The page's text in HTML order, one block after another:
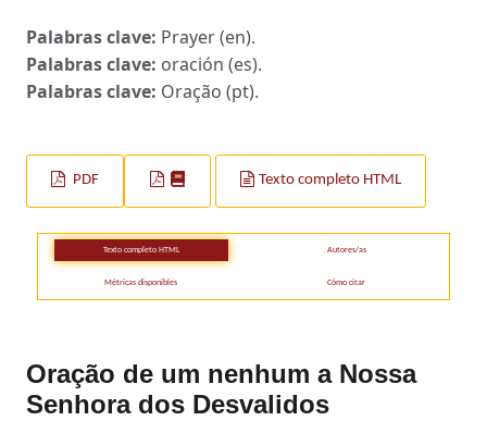
Palabras clave: Prayer (en).
Palabras clave: oración (es).
Palabras clave: Oração (pt).
PDF Texto completo HTML
Texto completo HTML Autores/as
Métricas disponibles Cómo citar
Oração de um nenhum a Nossa
Senhora dos Desvalidos